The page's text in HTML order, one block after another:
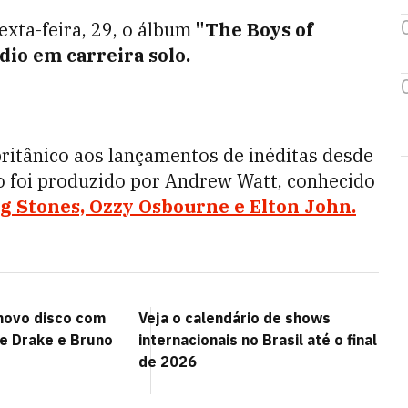
feira, 29, o álbum "The Boys of
em carreira solo.
aos lançamentos de inéditas desde
produzido por Andrew Watt, conhecido
Stones, Ozzy Osbourne e Elton John.
disco com
Drake e Bruno
Veja o calendário de shows
internacionais no Brasil até o final
de 2026